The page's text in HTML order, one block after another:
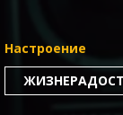
Настроение